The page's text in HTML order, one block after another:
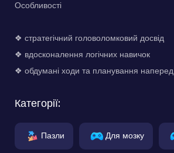
Особливості
❖ стратегічний головоломковий досвід
❖ вдосконалення логічних навичок
❖ обдумані ходи та планування наперед
Категорії:
Пазли Для мозку